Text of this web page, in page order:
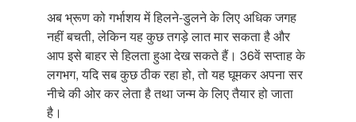
अब भ्रूण को गर्भाशय में हिलने-डुलने के लिए अधिक जगह
नहीं बचती, लेकिन यह कुछ तगड़े लात मार सकता है और
आप इसे बाहर से हिलता हुआ देख सकते हैं। 36वें सप्ताह के
लगभग, यदि सब कुछ ठीक रहा हो, तो यह घूमकर अपना सर
नीचे की ओर कर लेता है तथा जन्म के लिए तैयार हो जाता
है।